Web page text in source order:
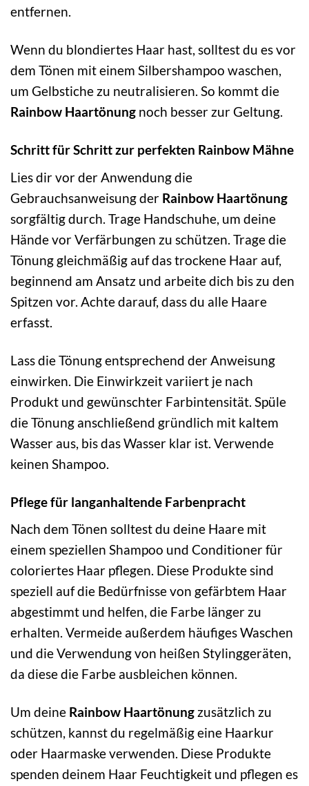
entfernen.
Wenn du blondiertes Haar hast, solltest du es vor
dem Tönen mit einem Silbershampoo waschen,
um Gelbstiche zu neutralisieren. So kommt die
Rainbow Haartönung noch besser zur Geltung.
Schritt für Schritt zur perfekten Rainbow Mähne
Lies dir vor der Anwendung die
Gebrauchsanweisung der Rainbow Haartönung
sorgfältig durch. Trage Handschuhe, um deine
Hände vor Verfärbungen zu schützen. Trage die
Tönung gleichmäßig auf das trockene Haar auf,
beginnend am Ansatz und arbeite dich bis zu den
Spitzen vor. Achte darauf, dass du alle Haare
erfasst.
Lass die Tönung entsprechend der Anweisung
einwirken. Die Einwirkzeit variiert je nach
Produkt und gewünschter Farbintensität. Spüle
die Tönung anschließend gründlich mit kaltem
Wasser aus, bis das Wasser klar ist. Verwende
keinen Shampoo.
Pflege für langanhaltende Farbenpracht
Nach dem Tönen solltest du deine Haare mit
einem speziellen Shampoo und Conditioner für
coloriertes Haar pflegen. Diese Produkte sind
speziell auf die Bedürfnisse von gefärbtem Haar
abgestimmt und helfen, die Farbe länger zu
erhalten. Vermeide außerdem häufiges Waschen
und die Verwendung von heißen Stylinggeräten,
da diese die Farbe ausbleichen können.
Um deine Rainbow Haartönung zusätzlich zu
schützen, kannst du regelmäßig eine Haarkur
oder Haarmaske verwenden. Diese Produkte
spenden deinem Haar Feuchtigkeit und pflegen es